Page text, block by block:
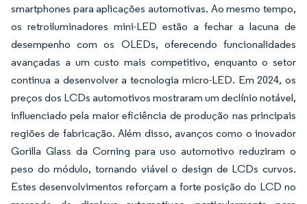
smartphones para aplicações automotivas. Ao mesmo tempo,
os retroiluminadores mini-LED estão a fechar a lacuna de
desempenho com os OLEDs, oferecendo funcionalidades
avançadas a um custo mais competitivo, enquanto o setor
continua a desenvolver a tecnologia micro-LED. Em 2024, os
preços dos LCDs automotivos mostraram um declínio notável,
influenciado pela maior eficiência de produção nas principais
regiões de fabricação. Além disso, avanços como o inovador
Gorilla Glass da Corning para uso automotivo reduziram o
peso do módulo, tornando viável o design de LCDs curvos.
Estes desenvolvimentos reforçam a forte posição do LCD no